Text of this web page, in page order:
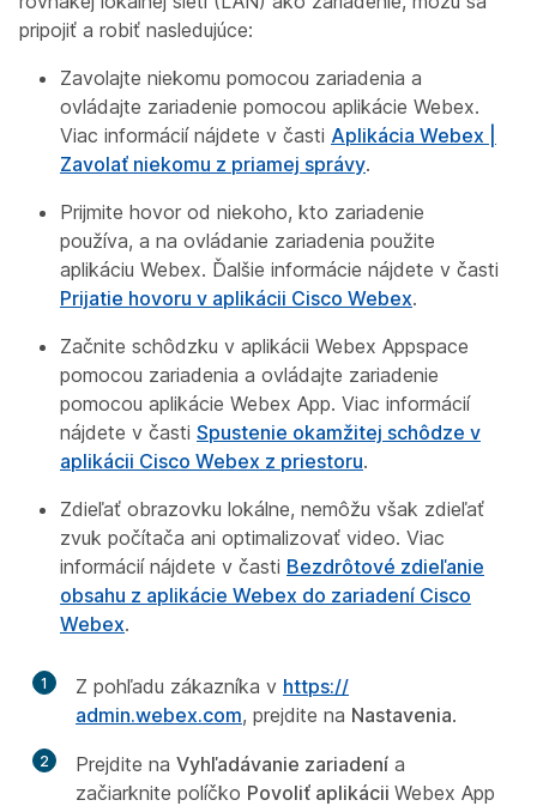
pripojiť a robiť nasledujúce:
Zavolajte niekomu pomocou zariadenia a
ovládajte zariadenie pomocou aplikácie Webex.
Viac informácií nájdete v časti Aplikácia Webex |
Zavolať niekomu z priamej správy.
Prijmite hovor od niekoho, kto zariadenie
používa, a na ovládanie zariadenia použite
aplikáciu Webex. Ďalšie informácie nájdete v časti
Prijatie hovoru v aplikácii Cisco Webex.
Začnite schôdzku v aplikácii Webex Appspace
pomocou zariadenia a ovládajte zariadenie
pomocou aplikácie Webex App. Viac informácií
nájdete v časti Spustenie okamžitej schôdze v
aplikácii Cisco Webex z priestoru.
Zdieľať obrazovku lokálne, nemôžu však zdieľať
zvuk počítača ani optimalizovať video. Viac
informácií nájdete v časti Bezdrôtové zdieľanie
obsahu z aplikácie Webex do zariadení Cisco
Webex.
1 Z pohľadu zákazníka v https:/​/​
admin.webex.com, prejdite na Nastavenia.
2 Prejdite na Vyhľadávanie zariadení a
začiarknite políčko Povoliť aplikácii Webex App